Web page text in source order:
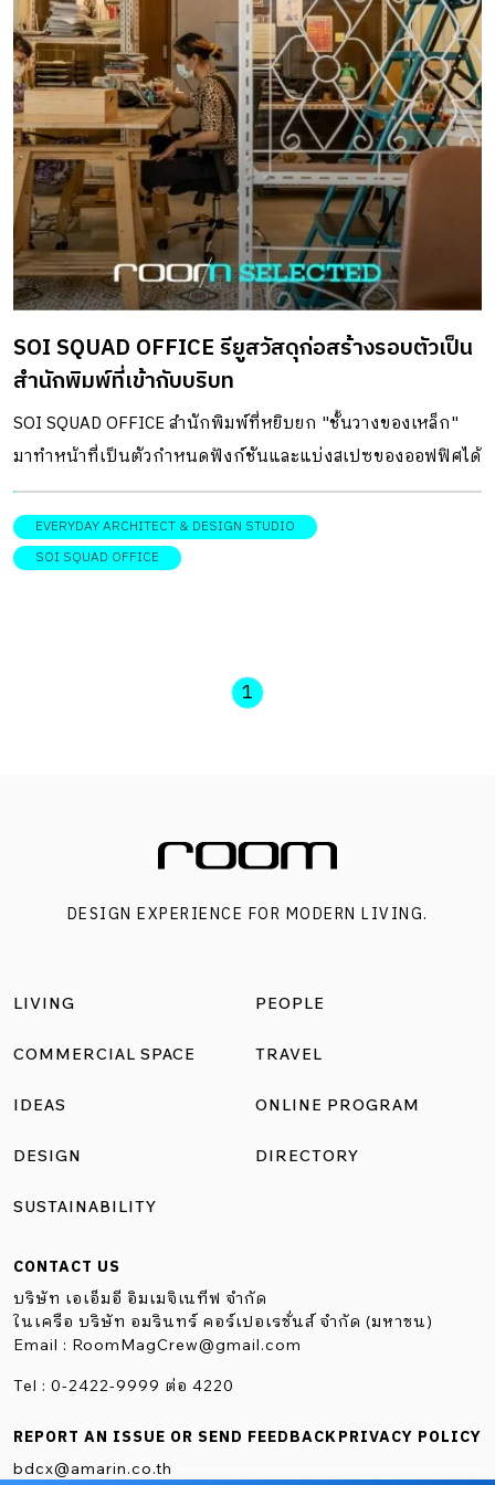
SOI SQUAD OFFICE รียูสวัสดุก่อสร้างรอบตัวเป็น
สำนักพิมพ์ที่เข้ากับบริบท
SOI SQUAD OFFICE สำนักพิมพ์ที่หยิบยก "ชั้นวางของเหล็ก"
มาทำหน้าที่เป็นตัวกำหนดฟังก์ชันและแบ่งสเปซของออฟฟิศได้
อย่างลงตัว ตอบโจทย์การใช้งาน
EVERYDAY ARCHITECT & DESIGN STUDIO
SOI SQUAD OFFICE
1
DESIGN EXPERIENCE FOR MODERN LIVING.
LIVING
COMMERCIAL SPACE
IDEAS
DESIGN
SUSTAINABILITY
PEOPLE
TRAVEL
ONLINE PROGRAM
DIRECTORY
CONTACT US
บริษัท เอเอ็มอี อิมเมจิเนทีฟ จำกัด
ในเครือ บริษัท อมรินทร์ คอร์เปอเรชั่นส์ จำกัด (มหาชน)
Email : RoomMagCrew@gmail.com
Tel : 0-2422-9999 ต่อ 4220
REPORT AN ISSUE OR SEND FEEDBACK
bdcx@amarin.co.th
PRIVACY POLICY